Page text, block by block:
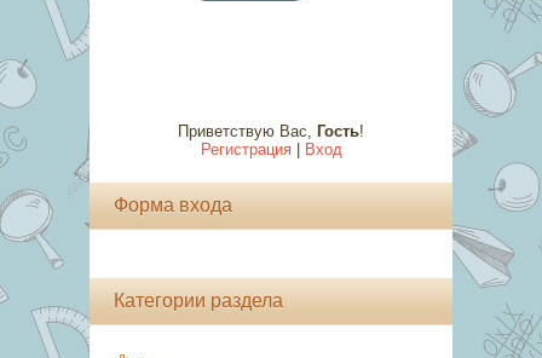
Приветствую Вас, Гость!
Регистрация| Вход
Форма входа
Категории раздела